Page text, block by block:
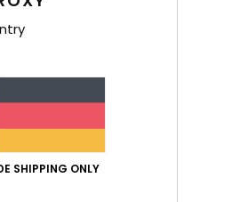
basierend auf4 verifizierten
5.0
SHIPPING ONLY